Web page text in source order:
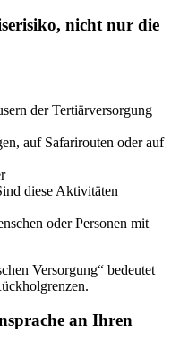
nicht nur die
der Tertiärversorgung
auf Safarirouten oder auf
diese Aktivitäten
oder Personen mit
Versorgung“ bedeutet
an Ihren